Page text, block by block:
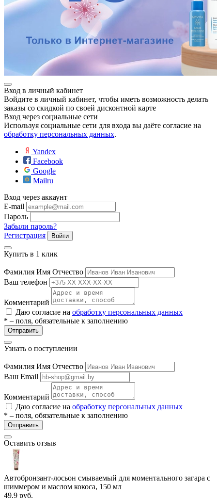
Вход в личный кабинет
Войдите в личный кабинет, чтобы иметь возможность делать
заказы со скидкой по своей дисконтной карте
Вход через социальные сети
Используя социальные сети для входа вы даёте согласие на
обработку персональных данных.
Yandex
Facebook
Google
Mailru
Вход через аккаунт
E-mail
Пароль
Забыли пароль?
Регистрация
Войти
Купить в 1 клик
Фамилия Имя Отчество
Ваш телефон
Комментарий
Даю согласие на обработку персональных данных
* – поля, обязательные к заполнению
Отправить
Узнать о поступлении
Фамилия Имя Отчество
Ваш Email
Комментарий
Даю согласие на обработку персональных данных
* – поля, обязательные к заполнению
Отправить
Оставить отзыв
Автобронзант-лосьон смываемый для моментального загара с
шиммером и маслом кокоса, 150 мл
49,9 руб.